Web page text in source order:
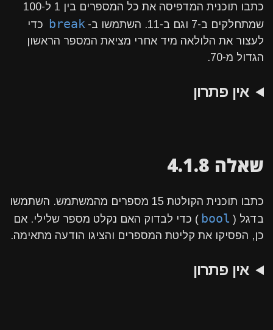
כתבו תוכנית המדפיסה את כל המספרים בין 1 ל-100
שמתחלקים ב-7 וגם ב-11. השתמשו ב-
break
כדי
לעצור את הלולאה מיד אחרי מציאת המספר הראשון
הגדול מ-70.
אין פתרון
שאלה 4.1.8
כתבו תוכנית הקולטת 15 מספרים מהמשתמש. השתמשו
בדגל ( bool ) כדי לבדוק האם נקלט מספר שלילי. אם
כן, הפסיקו את קליטת המספרים והציגו הודעה מתאימה.
אין פתרון